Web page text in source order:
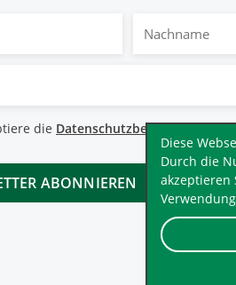
Diese
Durch die
akzeptieren
die Datenschutzbestimmungen.*